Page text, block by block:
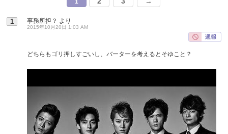
1
1 事務所担？ より
2015年10月20日 1:03 AM
どちらもゴリ押しすごいし、バーターを考えるとそゆこと？